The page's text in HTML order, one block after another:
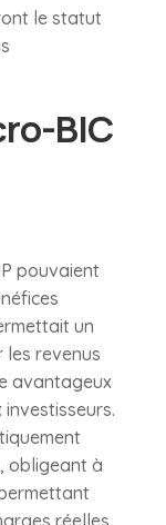
le statut
BIC
pouvaient
un
revenus
avantageux
obligeant à
réelles.